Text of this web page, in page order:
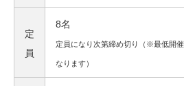
定
員
8名
定員になり次第締め切り（※最低開
なります）